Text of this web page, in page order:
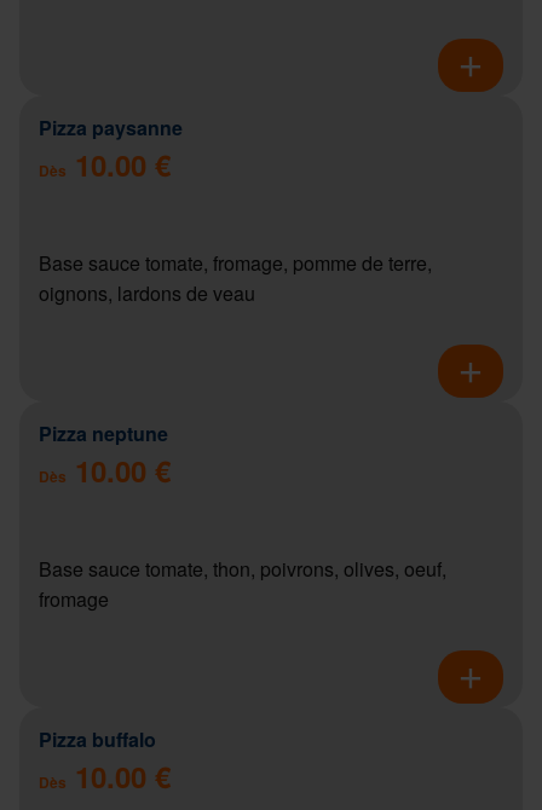
Pizza paysanne
Dès 10.00 €
Base sauce tomate, fromage, pomme de terre,
oignons, lardons de veau
Pizza neptune
Dès 10.00 €
Base sauce tomate, thon, poivrons, olives, oeuf,
fromage
Pizza buffalo
Dès 10.00 €